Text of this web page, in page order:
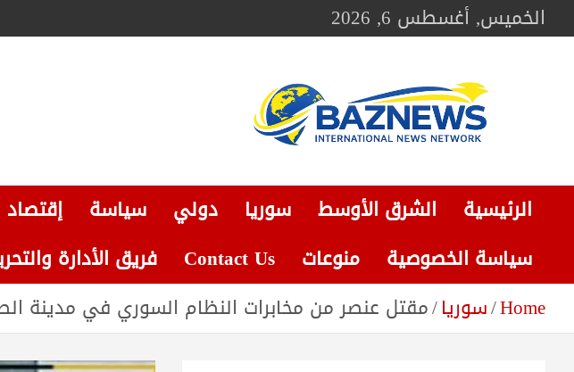
Skip
to الخميس, أغسطس 6, 2026
شبكة باز الإخبارية
الرئيسية الشرق الأوسط سوريا دولي سياسة إقتصاد
سياسة الخصوصية
منوعات Contact Us فريق الأدارة
Home سوريا مقتل عنصر من مخابرات النظام السوري في مدينة